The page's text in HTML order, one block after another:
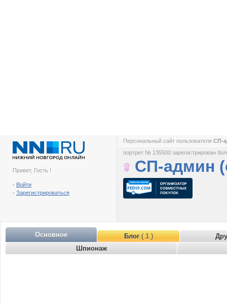
Привет, Гость !
- Войти
- Зарегистрироваться
Персональный сайт пользователя СП-
портрет № 135500 зарегистрирован
СП-админ
Основное Блог( 1 )
Шпионаж